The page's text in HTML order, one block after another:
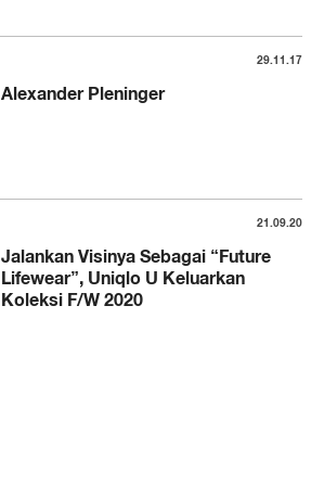
29.11.17
Alexander Pleninger
21.09.20
Jalankan Visinya Sebagai “Future
Lifewear”, Uniqlo U Keluarkan
Koleksi F/W 2020